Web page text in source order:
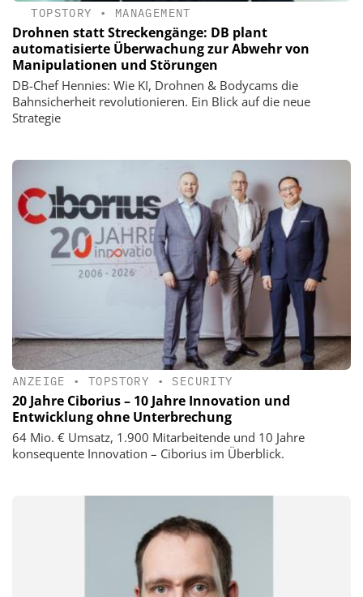
TOPSTORY • MANAGEMENT
Drohnen statt Streckengänge: DB plant
automatisierte Überwachung zur Abwehr von
Manipulationen und Störungen
DB-Chef Hennies: Wie KI, Drohnen & Bodycams die
Bahnsicherheit revolutionieren. Ein Blick auf die neue
Strategie
ANZEIGE •TOPSTORY • SECURITY
20 Jahre Ciborius – 10 Jahre Innovation und
Entwicklung ohne Unterbrechung
64 Mio. € Umsatz, 1.900 Mitarbeitende und 10 Jahre
konsequente Innovation – Ciborius im Überblick.